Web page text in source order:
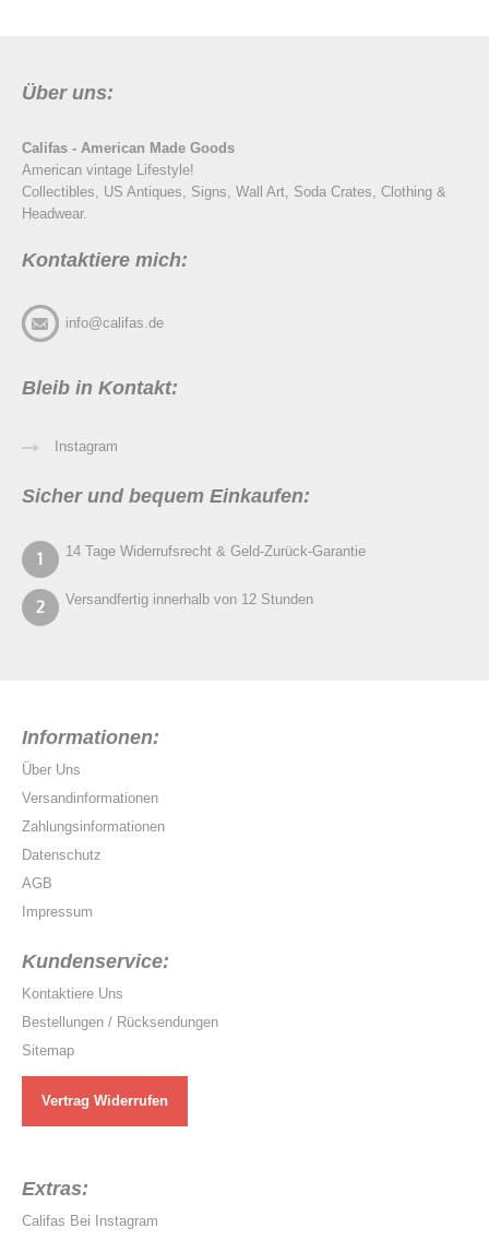
Über uns:
Califas - American Made Goods
American vintage Lifestyle!
Collectibles, US Antiques, Signs, Wall Art, Soda Crates, Clothing &
Headwear.
Kontaktiere mich:
info@califas.de
Bleib in Kontakt:
Instagram
Sicher und bequem Einkaufen:
14 Tage Widerrufsrecht & Geld-Zurück-Garantie
Versandfertig innerhalb von 12 Stunden
Informationen:
Über Uns
Versandinformationen
Zahlungsinformationen
Datenschutz
AGB
Impressum
Kundenservice:
Kontaktiere Uns
Bestellungen / Rücksendungen
Sitemap
Vertrag Widerrufen
Extras:
Califas Bei Instagram